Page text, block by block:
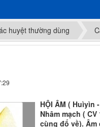
huyệt thường dùng
HỘI ÂM ( Huìyìn
Nhâm mạch (
cùng đổ về).